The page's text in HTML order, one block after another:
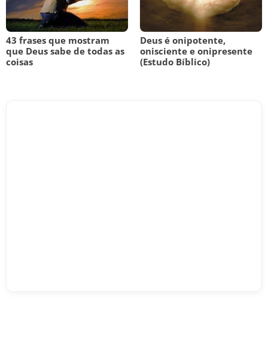
43 frases que mostram
que Deus sabe de todas as
coisas
Deus é onipotente,
onisciente e onipresente
(Estudo Bíblico)